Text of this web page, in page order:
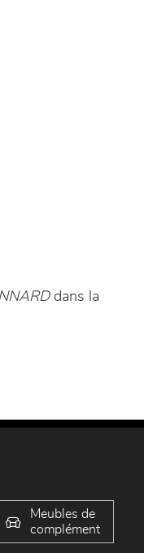
dans la
Meubles de
complément